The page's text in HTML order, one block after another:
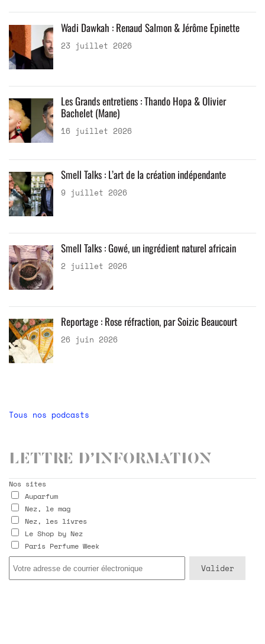
Wadi Dawkah : Renaud Salmon & Jérôme Epinette
23 juillet 2026
Les Grands entretiens : Thando Hopa & Olivier
Bachelet (Mane)
16 juillet 2026
Smell Talks : L’art de la création indépendante
9 juillet 2026
Smell Talks : Gowé, un ingrédient naturel africain
2 juillet 2026
Reportage : Rose réfraction, par Soizic Beaucourt
26 juin 2026
Tous nos podcasts
Lettre d’information
Nos sites
Auparfum
Nez, le mag
Nez, les livres
Le Shop by Nez
Paris Perfume Week